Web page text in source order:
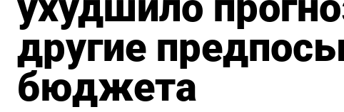
другие
бюджета